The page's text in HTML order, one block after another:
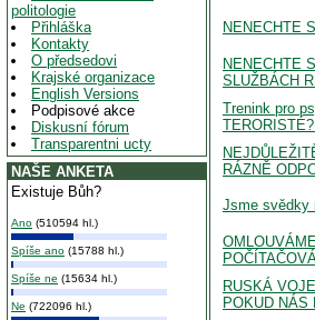
politologie
Přihláška
Kontakty
O předsedovi
Krajské organizace
English Versions
Podpisové akce
Diskusní fórum
Transparentni ucty
NAŠE ANKETA
Existuje Bůh?
Ano (510594 hl.)
Spíše ano (15788 hl.)
Spíše ne (15634 hl.)
Ne (722096 hl.)
NENECHTE
NENECHTE
SLUŽBÁCH
Trenink pro
RÁZNĚ
Jsme svědky
RUSKÁ
POKUD NÁS